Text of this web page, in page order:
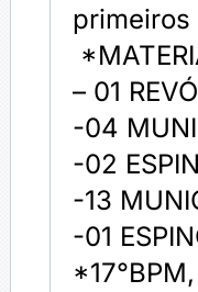
primeiros
– 01
-04
-02
-13
-01